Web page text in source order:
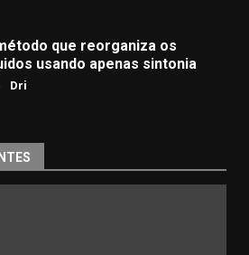
que reorganiza os
usando apenas sintonia
Dri